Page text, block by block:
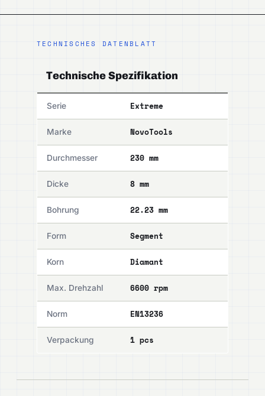
TECHNISCHES DATENBLATT
Technische Spezifikation
Serie Extreme
Marke NovoTools
Durchmesser 230 mm
Dicke 8 mm
Bohrung 22.23 mm
Form Segment
Korn Diamant
Max. Drehzahl 6600 rpm
Norm EN13236
Verpackung 1 pcs